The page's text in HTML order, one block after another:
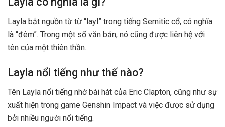
Layla bắt nguồn từ từ “layl” trong tiếng Semitic cổ, có nghĩa
là “đêm”. Trong một số văn bản, nó cũng được liên hệ với
tên của một thiên thần.
Layla nổi tiếng như thế nào?
Tên Layla nổi tiếng nhờ bài hát của Eric Clapton, cũng như sự
xuất hiện trong game Genshin Impact và việc được sử dụng
bởi nhiều người nổi tiếng.